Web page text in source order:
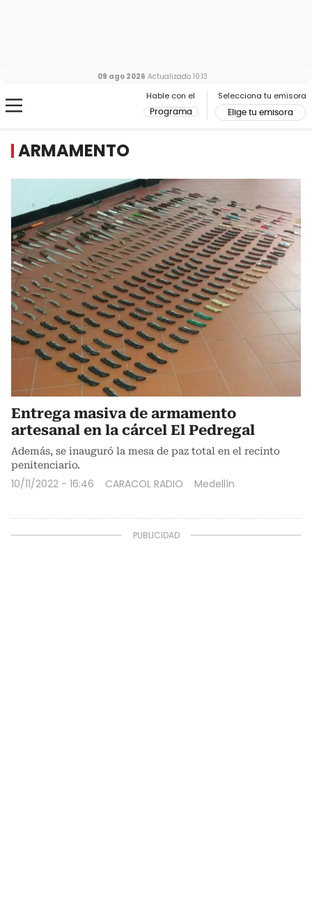
Hable con el
Programa
Selecciona tu emisora
Elige tu emisora
09 ago 2026 Actualizado 10:13
ARMAMENTO
Entrega masiva de armamento
artesanal en la cárcel El Pedregal
Además, se inauguró la mesa de paz total en el recinto
penitenciario.
10/11/2022 - 16:46 CARACOL RADIO Medellín